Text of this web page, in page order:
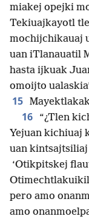
miakej opejki
Tekiuajkayotl
mochijchikauaj
uan iTlanauatil
hasta ijkuak
omoijto
15
16
“¿Tlen
Yejuan kichiuaj
uan
‘Otikpitskej
pero amo
amo